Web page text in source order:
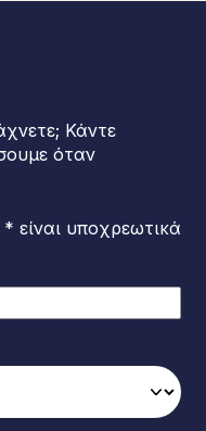
Κάντε
όταν
είναι υποχρεωτικά